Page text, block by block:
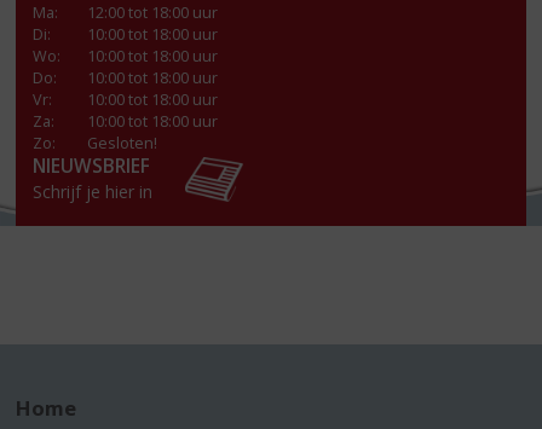
Ma:
12:00 tot 18:00 uur
Di:
10:00 tot 18:00 uur
Wo:
10:00 tot 18:00 uur
Do:
10:00 tot 18:00 uur
Vr:
10:00 tot 18:00 uur
Za:
10:00 tot 18:00 uur
Zo:
Gesloten!
NIEUWSBRIEF
Schrijf je hier in
Home